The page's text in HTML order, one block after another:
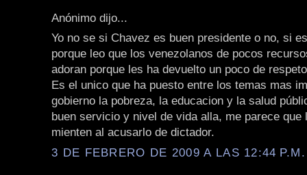
Anónimo dijo...
Yo no se si Chavez es buen presidente o no, si
porque leo que los venezolanos de pocos
adoran porque les ha devuelto un poco de
Es el unico que ha puesto entre los temas mas
gobierno la pobreza, la educacion y la salud
buen servicio y nivel de vida alla, me parece que
mienten al acusarlo de dictador.
3 DE FEBRERO DE 2009 A LAS 12:44 P.M.